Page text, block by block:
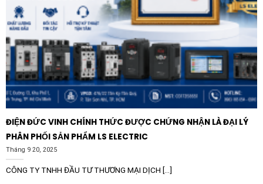
ĐIỆN ĐỨC VINH CHÍNH THỨC ĐƯỢC CHỨNG NHẬN LÀ ĐẠI LÝ
PHÂN PHỐI SẢN PHẨM LS ELECTRIC
Tháng 9 20, 2025
CÔNG TY TNHH ĐẦU TƯ THƯƠNG MẠI DỊCH [...]